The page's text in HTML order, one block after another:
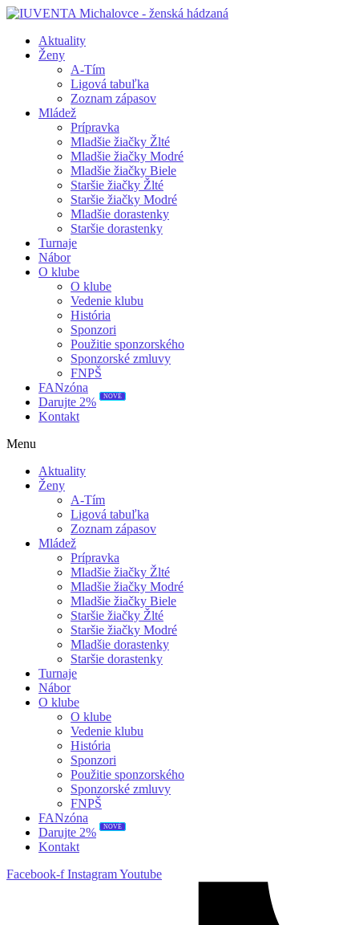
Aktuality
Ženy
A-Tím
Ligová tabuľka
Zoznam zápasov
Mládež
Prípravka
Mladšie žiačky Žlté
Mladšie žiačky Modré
Mladšie žiačky Biele
Staršie žiačky Žlté
Staršie žiačky Modré
Mladšie dorastenky
Staršie dorastenky
Turnaje
Nábor
O klube
O klube
Vedenie klubu
História
Sponzori
Použitie sponzorského
Sponzorské zmluvy
FNPŠ
FANzóna
Darujte 2%
NOVÉ
Kontakt
Menu
Aktuality
Ženy
A-Tím
Ligová tabuľka
Zoznam zápasov
Mládež
Prípravka
Mladšie žiačky Žlté
Mladšie žiačky Modré
Mladšie žiačky Biele
Staršie žiačky Žlté
Staršie žiačky Modré
Mladšie dorastenky
Staršie dorastenky
Turnaje
Nábor
O klube
O klube
Vedenie klubu
História
Sponzori
Použitie sponzorského
Sponzorské zmluvy
FNPŠ
FANzóna
Darujte 2%
NOVÉ
Kontakt
Facebook-f InstagramYoutube